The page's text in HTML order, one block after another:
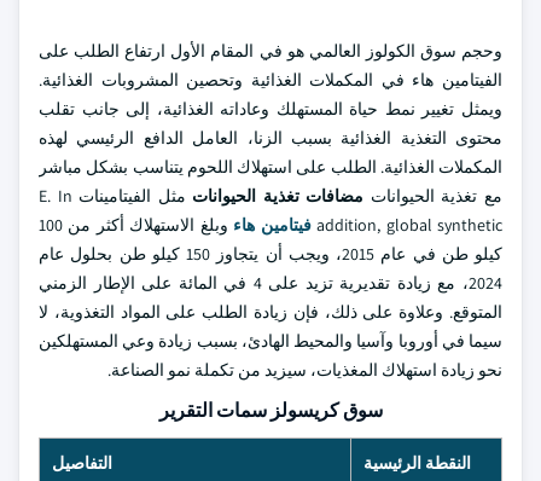
وحجم سوق الكولوز العالمي هو في المقام الأول ارتفاع الطلب على
الفيتامين هاء في المكملات الغذائية وتحصين المشروبات الغذائية.
ويمثل تغيير نمط حياة المستهلك وعاداته الغذائية، إلى جانب تقلب
محتوى التغذية الغذائية بسبب الزنا، العامل الدافع الرئيسي لهذه
المكملات الغذائية. الطلب على استهلاك اللحوم يتناسب بشكل مباشر
مع تغذية الحيوانات مضافات تغذية الحيوانات
مثل الفيتامينات E. In
addition, global synthetic فيتامين هاء
وبلغ الاستهلاك أكثر من 100
كيلو طن في عام 2015، ويجب أن يتجاوز 150 كيلو طن بحلول عام
2024، مع زيادة تقديرية تزيد على 4 في المائة على الإطار الزمني
المتوقع. وعلاوة على ذلك، فإن زيادة الطلب على المواد التغذوية، لا
سيما في أوروبا وآسيا والمحيط الهادئ، بسبب زيادة وعي المستهلكين
نحو زيادة استهلاك المغذيات، سيزيد من تكملة نمو الصناعة.
سوق كريسولز سمات التقرير
النقطة الرئيسية التفاصيل